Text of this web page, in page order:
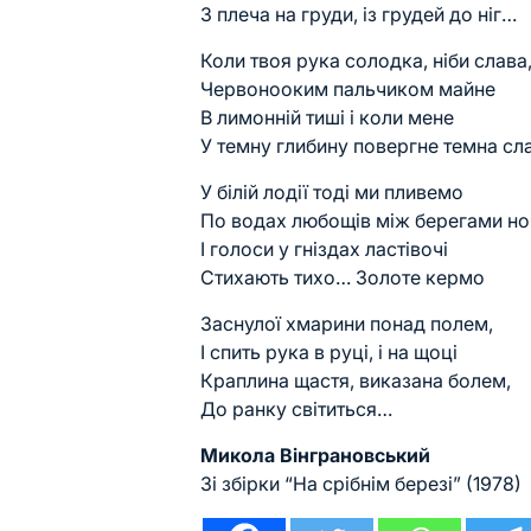
З плеча на груди, із грудей до ніг…
Коли твоя рука солодка, ніби слава,
Червонооким пальчиком майне
В лимонній тиші і коли мене
У темну глибину повергне темна
У білій лодії тоді ми пливемо
По водах любощів між берегами
І голоси у гніздах ластівочі
Стихають тихо… Золоте кермо
Заснулої хмарини понад полем,
І спить рука в руці, і на щоці
Краплина щастя, виказана болем,
До ранку світиться…
Микола Вінграновський
Зі збірки “На срібнім березі” (1978)